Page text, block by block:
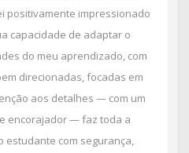
positivamente impressionado
capacidade de adaptar o
do meu aprendizado, com
direcionadas, focadas em
aos detalhes — com um
encorajador — faz toda a
estudante com segurança,